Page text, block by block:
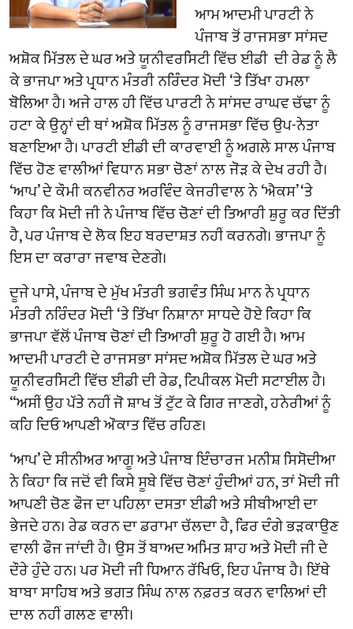
ਆਮ ਆਦਮੀ ਪਾਰਟੀ ਨੇ
ਪੰਜਾਬ ਤੋਂ ਰਾਜਸਭਾ ਸਾਂਸਦ
ਅਸ਼ੋਕ ਮਿੱਤਲ ਦੇ ਘਰ ਅਤੇ ਯੂਨੀਵਰਸਿਟੀ ਵਿੱਚ ਈਡੀ ਦੀ ਰੇਡ ਨੂੰ ਲੈ
ਕੇ ਭਾਜਪਾ ਅਤੇ ਪ੍ਰਧਾਨ ਮੰਤਰੀ ਨਰਿੰਦਰ ਮੋਦੀ ‘ਤੇ ਤਿੱਖਾ ਹਮਲਾ
ਬੋਲਿਆ ਹੈ। ਅਜੇ ਹਾਲ ਹੀ ਵਿੱਚ ਪਾਰਟੀ ਨੇ ਸਾਂਸਦ ਰਾਘਵ ਚੱਢਾ ਨੂੰ
ਹਟਾ ਕੇ ਉਨ੍ਹਾਂ ਦੀ ਥਾਂ ਅਸ਼ੋਕ ਮਿੱਤਲ ਨੂੰ ਰਾਜਸਭਾ ਵਿੱਚ ਉਪ-ਨੇਤਾ
ਬਣਾਇਆ ਹੈ। ਪਾਰਟੀ ਈਡੀ ਦੀ ਕਾਰਵਾਈ ਨੂੰ ਅਗਲੇ ਸਾਲ ਪੰਜਾਬ
ਵਿੱਚ ਹੋਣ ਵਾਲੀਆਂ ਵਿਧਾਨ ਸਭਾ ਚੋਣਾਂ ਨਾਲ ਜੋੜ ਕੇ ਦੇਖ ਰਹੀ ਹੈ।
‘ਆਪ’ ਦੇ ਕੌਮੀ ਕਨਵੀਨਰ ਅਰਵਿੰਦ ਕੇਜਰੀਵਾਲ ਨੇ ‘ਐਕਸ’ ‘ਤੇ
ਕਿਹਾ ਕਿ ਮੋਦੀ ਜੀ ਨੇ ਪੰਜਾਬ ਵਿੱਚ ਚੋਣਾਂ ਦੀ ਤਿਆਰੀ ਸ਼ੁਰੂ ਕਰ ਦਿੱਤੀ
ਹੈ, ਪਰ ਪੰਜਾਬ ਦੇ ਲੋਕ ਇਹ ਬਰਦਾਸ਼ਤ ਨਹੀਂ ਕਰਨਗੇ। ਭਾਜਪਾ ਨੂੰ
ਇਸ ਦਾ ਕਰਾਰਾ ਜਵਾਬ ਦੇਣਗੇ।
ਦੂਜੇ ਪਾਸੇ, ਪੰਜਾਬ ਦੇ ਮੁੱਖ ਮੰਤਰੀ ਭਗਵੰਤ ਸਿੰਘ ਮਾਨ ਨੇ ਪ੍ਰਧਾਨ
ਮੰਤਰੀ ਨਰਿੰਦਰ ਮੋਦੀ ‘ਤੇ ਤਿੱਖਾ ਨਿਸ਼ਾਨਾ ਸਾਧਦੇ ਹੋਏ ਕਿਹਾ ਕਿ
ਭਾਜਪਾ ਵੱਲੋਂ ਪੰਜਾਬ ਚੋਣਾਂ ਦੀ ਤਿਆਰੀ ਸ਼ੁਰੂ ਹੋ ਗਈ ਹੈ। ਆਮ
ਆਦਮੀ ਪਾਰਟੀ ਦੇ ਰਾਜਸਭਾ ਸਾਂਸਦ ਅਸ਼ੋਕ ਮਿੱਤਲ ਦੇ ਘਰ ਅਤੇ
ਯੂਨੀਵਰਸਿਟੀ ਵਿੱਚ ਈਡੀ ਦੀ ਰੇਡ, ਟਿਪੀਕਲ ਮੋਦੀ ਸਟਾਈਲ ਹੈ।
“ਅਸੀਂ ਉਹ ਪੱਤੇ ਨਹੀਂ ਜੋ ਸ਼ਾਖ ਤੋਂ ਟੁੱਟ ਕੇ ਗਿਰ ਜਾਣਗੇ, ਹਨੇਰੀਆਂ ਨੂੰ
ਕਹਿ ਦਿਓ ਆਪਣੀ ਔਕਾਤ ਵਿੱਚ ਰਹਿਣ।
‘ਆਪ’ ਦੇ ਸੀਨੀਅਰ ਆਗੂ ਅਤੇ ਪੰਜਾਬ ਇੰਚਾਰਜ ਮਨੀਸ਼ ਸਿਸੋਦੀਆ
ਨੇ ਕਿਹਾ ਕਿ ਜਦੋਂ ਵੀ ਕਿਸੇ ਸੂਬੇ ਵਿੱਚ ਚੋਣਾਂ ਹੁੰਦੀਆਂ ਹਨ, ਤਾਂ ਮੋਦੀ ਜੀ
ਆਪਣੀ ਚੋਣ ਫੌਜ ਦਾ ਪਹਿਲਾ ਦਸਤਾ ਈਡੀ ਅਤੇ ਸੀਬੀਆਈ ਦਾ
ਭੇਜਦੇ ਹਨ। ਰੇਡ ਕਰਨ ਦਾ ਡਰਾਮਾ ਚੱਲਦਾ ਹੈ, ਫਿਰ ਦੰਗੇ ਭੜਕਾਉਣ
ਵਾਲੀ ਫੌਜ ਜਾਂਦੀ ਹੈ। ਉਸ ਤੋਂ ਬਾਅਦ ਅਮਿਤ ਸ਼ਾਹ ਅਤੇ ਮੋਦੀ ਜੀ ਦੇ
ਦੌਰੇ ਹੁੰਦੇ ਹਨ। ਪਰ ਮੋਦੀ ਜੀ ਧਿਆਨ ਰੱਖਿਓ, ਇਹ ਪੰਜਾਬ ਹੈ। ਇੱਥੇ
ਬਾਬਾ ਸਾਹਿਬ ਅਤੇ ਭਗਤ ਸਿੰਘ ਨਾਲ ਨਫ਼ਰਤ ਕਰਨ ਵਾਲਿਆਂ ਦੀ
ਦਾਲ ਨਹੀਂ ਗਲਣ ਵਾਲੀ।